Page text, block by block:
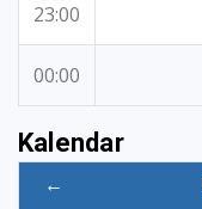
23:00
00:00
Kalendar
←